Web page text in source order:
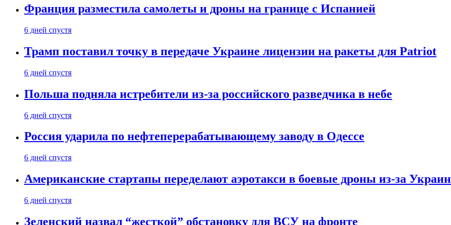
Франция разместила самолеты и дроны на границе с Испанией
6 дней спустя
Трамп поставил точку в передаче Украине лицензии на ракеты для Patriot
6 дней спустя
Польша подняла истребители из-за российского разведчика в небе
6 дней спустя
Россия ударила по нефтеперерабатывающему заводу в Одессе
6 дней спустя
Американские стартапы переделают аэротакси в боевые дроны из-за
6 дней спустя
Зеленский назвал “жесткой” обстановку для ВСУ на фронте